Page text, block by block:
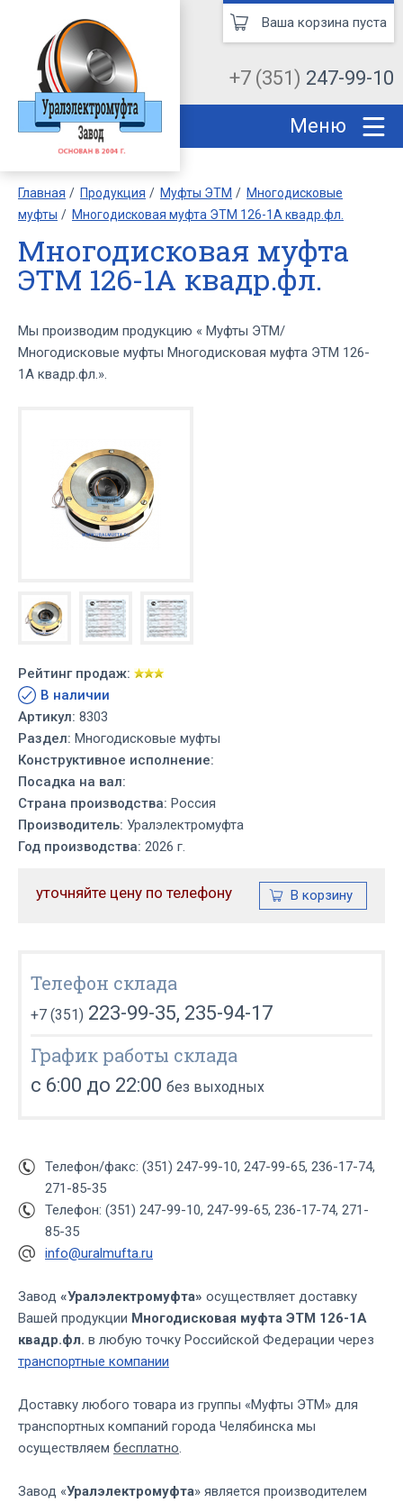
+7 (351) 247-99-10
Ваша корзина пуста
Меню
Главная Продукция Муфты ЭТМ
Многодисковые
муфты
Многодисковая муфта ЭТМ 126-1А квадр.фл.
Многодисковая муфта
ЭТМ 126-1А квадр.фл.
Мы производим продукцию « Муфты ЭТМ/
Многодисковые муфты Многодисковая муфта ЭТМ 126-
1А квадр.фл.».
Рейтинг продаж:
В наличии
Артикул: 8303
Раздел: Многодисковые муфты
Конструктивное исполнение:
Посадка на вал:
Страна производства: Россия
Производитель: Уралэлектромуфта
Год производства: 2026 г.
уточняйте цену по телефону
Телефон склада
+7 (351) 223-99-35, 235-94-17
График работы склада
с 6:00 до 22:00 без выходных
Телефон/факс: (351) 247-99-10, 247-99-65, 236-17-74,
271-85-35
Телефон: (351) 247-99-10, 247-99-65, 236-17-74, 271-
85-35
info@uralmufta.ru
Завод «Уралэлектромуфта» осуществляет доставку
Вашей продукции Многодисковая муфта ЭТМ 126-1А
квадр.фл. в любую точку Российской Федерации через
транспортные компании
Доставку любого товара из группы «Муфты ЭТМ» для
транспортных компаний города Челябинска мы
осуществляем бесплатно.
Завод «Уралэлектромуфта» является производителем